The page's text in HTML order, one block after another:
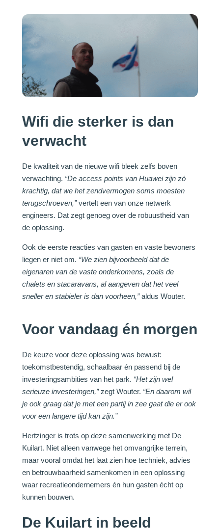
Wifi die sterker is dan
verwacht
De kwaliteit van de nieuwe wifi bleek zelfs boven
verwachting. “De access points van Huawei zijn zó
krachtig, dat we het zendvermogen soms moesten
terugschroeven,”vertelt een van onze netwerk
engineers. Dat zegt genoeg over de robuustheid van
de oplossing.
Ook de eerste reacties van gasten en vaste bewoners
liegen er niet om. “We zien bijvoorbeeld dat de
eigenaren van de vaste onderkomens, zoals de
chalets en stacaravans, al aangeven dat het veel
sneller en stabieler is dan voorheen,”aldus Wouter.
Voor vandaag én morgen
De keuze voor deze oplossing was bewust:
toekomstbestendig, schaalbaar én passend bij de
investeringsambities van het park. “Het zijn wel
serieuze investeringen,”zegt Wouter. “En daarom wil
je ook graag dat je met een partij in zee gaat die er ook
voor een langere tijd kan zijn.”
Hertzinger is trots op deze samenwerking met De
Kuilart. Niet alleen vanwege het omvangrijke terrein,
maar vooral omdat het laat zien hoe techniek, advies
en betrouwbaarheid samenkomen in een oplossing
waar recreatieondernemers én hun gasten écht op
kunnen bouwen.
De Kuilart in beeld